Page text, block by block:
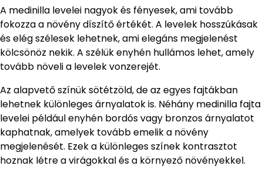
A medinilla levelei nagyok és fényesek, ami tovább
fokozza a növény díszítő értékét. A levelek hosszúkásak
és elég szélesek lehetnek, ami elegáns megjelenést
kölcsönöz nekik. A szélük enyhén hullámos lehet, amely
tovább növeli a levelek vonzerejét.
Az alapvető színük sötétzöld, de az egyes fajtákban
lehetnek különleges árnyalatok is. Néhány medinilla fajta
levelei például enyhén bordós vagy bronzos árnyalatot
kaphatnak, amelyek tovább emelik a növény
megjelenését. Ezek a különleges színek kontrasztot
hoznak létre a virágokkal és a környező növényekkel.